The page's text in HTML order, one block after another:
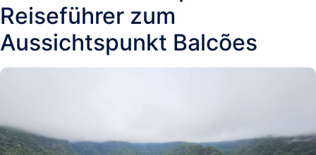
Reiseführer zum
Aussichtspunkt Balcões